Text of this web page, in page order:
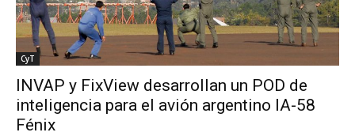
CyT
INVAP y FixView desarrollan un POD de
inteligencia para el avión argentino IA-58
Fénix